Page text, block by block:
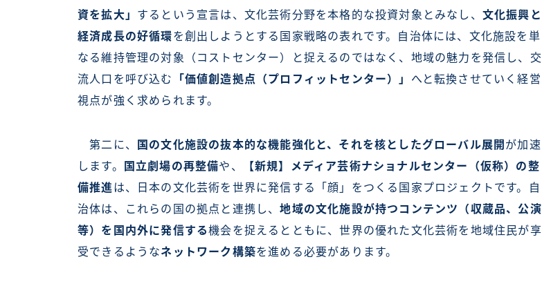
資を拡大」 するという宣言は、文化芸術分野を本格的な投資対象とみなし、 文化振興と
経済成長の好循環を創出しようとする国家戦略の表れです。自治体には、文化施設を単
なる維持管理の対象（コストセンター）と捉えるのではなく、地域の魅力を発信し、交
流人口を呼び込む
「価値創造拠点（プロフィットセンター）」 へと転換させていく経営
視点が強く求められます。
第二に、 国の文化施設の抜本的な機能強化と、それを核としたグローバル展開 が加速
します。
国立劇場の再整備や、
【新規】メディア芸術ナショナルセンター（仮称）の整
備推進は、日本の文化芸術を世界に発信する「顔」をつくる国家プロジェクトです。自
治体は、これらの国の拠点と連携し、地域の文化施設が持つコンテンツ（収蔵品、公演
等）を国内外に発信する機会を捉えるとともに、世界の優れた文化芸術を地域住民が享
受できるようなネットワーク構築を進める必要があります。